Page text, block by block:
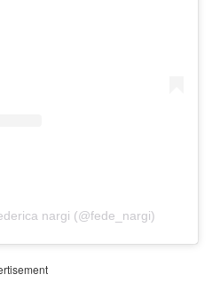
nargi (@fede_nargi)